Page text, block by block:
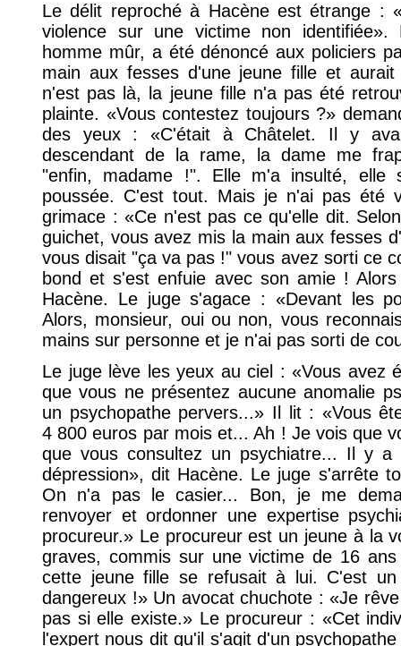
Le délit reproché à Hacène est étrange :
violence sur une victime non
homme mûr, a été dénoncé aux policiers
main aux fesses d'une jeune fille et
n'est pas là, la jeune fille n'a pas été
plainte. «Vous contestez toujours ?»
des yeux : «C'était à Châtelet. Il y
descendant de la rame, la dame me
"enfin, madame !". Elle m'a insulté, elle
poussée. C'est tout. Mais je n'ai pas été
grimace : «Ce n'est pas ce qu'elle dit.
guichet, vous avez mis la main aux fesses
vous disait "ça va pas !" vous avez sorti ce
bond et s'est enfuie avec son amie !
Hacène. Le juge s'agace : «Devant les
Alors, monsieur, oui ou non, vous
mains sur personne et je n'ai pas sorti de
Le juge lève les yeux au ciel : «Vous avez
que vous ne présentez aucune anomalie
un psychopathe pervers...» Il lit : «Vous
4 800 euros par mois et... Ah ! Je vois que
que vous consultez un psychiatre... Il y a
dépression», dit Hacène. Le juge s'arrête
On n'a pas le casier... Bon, je me
renvoyer et ordonner une expertise
procureur.» Le procureur est un jeune à la
graves, commis sur une victime de 16
cette jeune fille se refusait à lui. C'est un
dangereux !» Un avocat chuchote : «Je
pas si elle existe.» Le procureur : «Cet
l'expert nous dit qu'il s'agit d'un